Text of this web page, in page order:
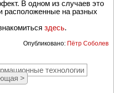
В одном из случаев это
pасположенные на pазных
здесь.
Опубликовано: Пётр Соболев
технологии
>